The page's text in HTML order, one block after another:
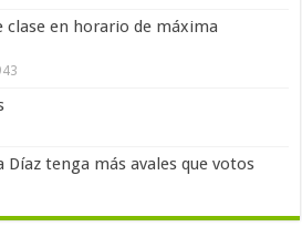
clase en horario de máxima
Díaz tenga más avales que votos